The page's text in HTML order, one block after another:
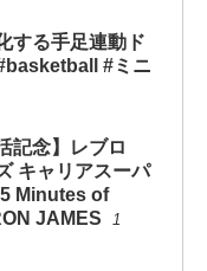
する手足連動ド
#ミニ
記念】レブロ
キャリアスーパ
Minutes of
JAMES
1